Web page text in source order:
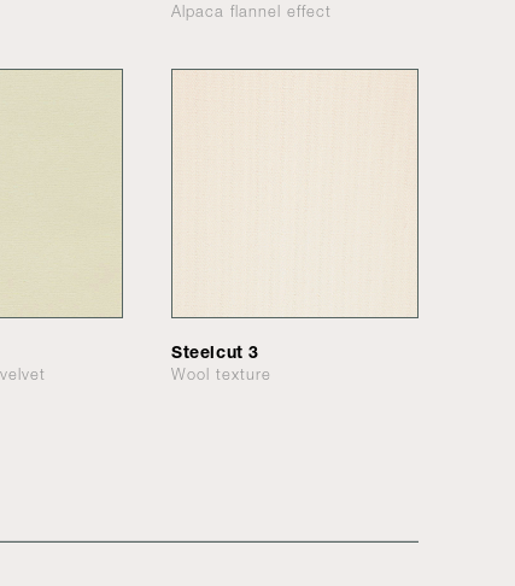
Alpaca flannel effect
Steelcut 3
Wool texture